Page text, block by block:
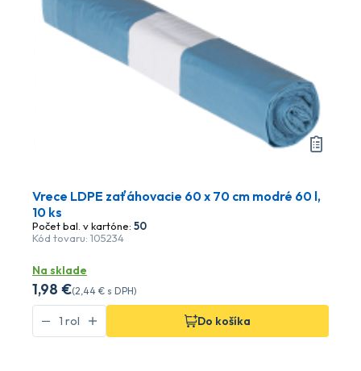
Vrece LDPE zaťáhovacie 60 x 70 cm modré 60 l,
10 ks
Počet bal. v kartóne: 50
Kód tovaru: 105234
Na sklade
1,98 €(2,44 € s DPH)
Do košíka